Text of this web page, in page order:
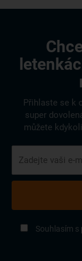
Přihlaste se k
super
můžete
Souhlasím s